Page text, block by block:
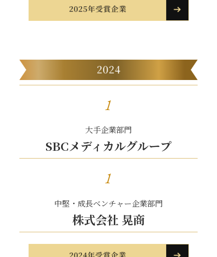
1
大手企業部門
SBCメディカルグループ
1
中堅・成長ベンチャー企業部門
株式会社 晃商